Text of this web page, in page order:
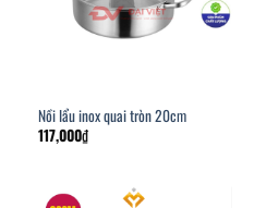
Nồi lẩu inox quai tròn 20cm
117,000₫